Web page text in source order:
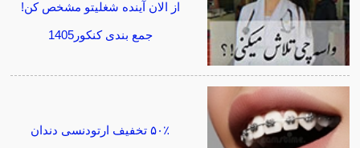
از الان آینده شغلیتو مشخص کن!
جمع بندی کنکور1405
۵۰٪ تخفیف ارتودنسی دندان